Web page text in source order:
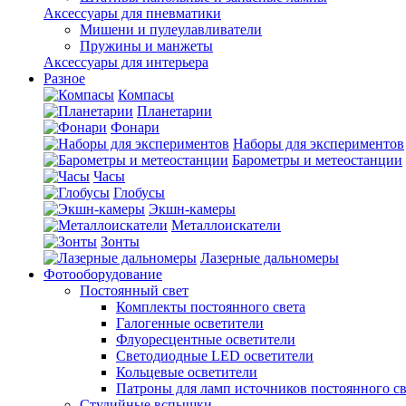
Аксессуары для пневматики
Мишени и пулеулавливатели
Пружины и манжеты
Аксессуары для интерьера
Разное
Компасы
Планетарии
Фонари
Наборы для экспериментов
Барометры и метеостанции
Часы
Глобусы
Экшн-камеры
Металлоискатели
Зонты
Лазерные дальномеры
Фотооборудование
Постоянный свет
Комплекты постоянного света
Галогенные осветители
Флуоресцентные осветители
Светодиодные LED осветители
Кольцевые осветители
Патроны для ламп источников постоянного